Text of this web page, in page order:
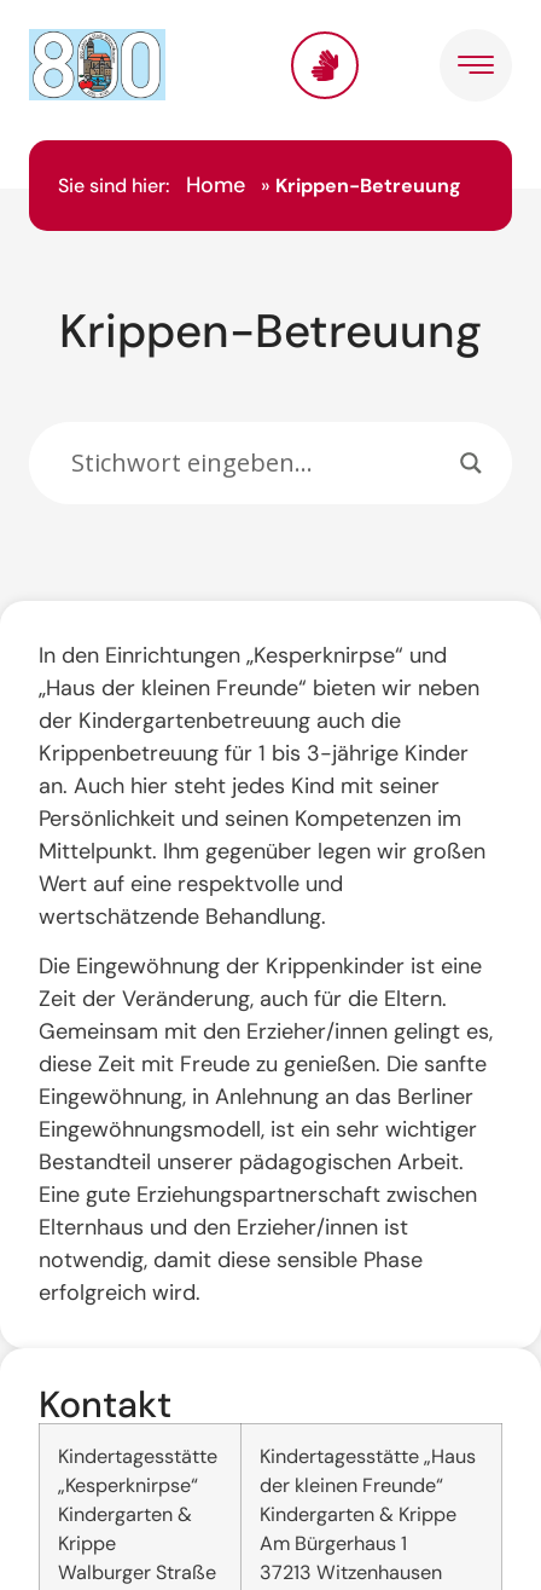
springen
Sie sind hier: Home » Krippen-Betreuung
Krippen-Betreuung
In den Einrichtungen „Kesperknirpse“ und
„Haus der kleinen Freunde“ bieten wir neben
der Kindergartenbetreuung auch die
Krippenbetreuung für 1 bis 3-jährige Kinder
an. Auch hier steht jedes Kind mit seiner
Persönlichkeit und seinen Kompetenzen im
Mittelpunkt. Ihm gegenüber legen wir großen
Wert auf eine respektvolle und
wertschätzende Behandlung.
Die Eingewöhnung der Krippenkinder ist eine
Zeit der Veränderung, auch für die Eltern.
Gemeinsam mit den Erzieher/innen gelingt es,
diese Zeit mit Freude zu genießen. Die sanfte
Eingewöhnung, in Anlehnung an das Berliner
Eingewöhnungsmodell, ist ein sehr wichtiger
Bestandteil unserer pädagogischen Arbeit.
Eine gute Erziehungspartnerschaft zwischen
Elternhaus und den Erzieher/innen ist
notwendig, damit diese sensible Phase
erfolgreich wird.
Kontakt
Kindertagesstätte
„Kesperknirpse“
Kindergarten &
Krippe
Walburger Straße
Kindertagesstätte „Haus
der kleinen Freunde“
Kindergarten & Krippe
Am Bürgerhaus 1
37213 Witzenhausen